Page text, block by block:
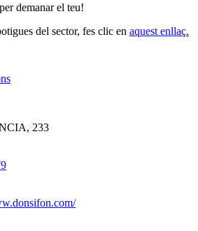
per demanar el teu!
del sector, fes clic en aquest enllaç.
233